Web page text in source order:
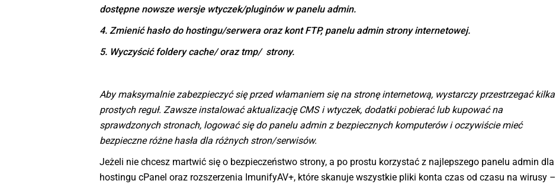
dostępne nowsze wersje wtyczek/pluginów w panelu admin.
4. Zmienić hasło do hostingu/serwera oraz kont FTP, panelu admin strony internetowej.
5. Wyczyścić foldery cache/ oraz tmp/ strony.
Aby maksymalnie zabezpieczyć się przed włamaniem się na stronę internetową, wystarczy przestrzegać kilka
prostych reguł. Zawsze instalować aktualizację CMS i wtyczek, dodatki pobierać lub kupować na
sprawdzonych stronach, logować się do panelu admin z bezpiecznych komputerów i oczywiście mieć
bezpieczne różne hasła dla różnych stron/serwisów.
Jeżeli nie chcesz martwić się o bezpieczeństwo strony, a po prostu korzystać z najlepszego panelu admin dla
hostingu cPanel oraz rozszerzenia ImunifyAV+, które skanuje wszystkie pliki konta czas od czasu na wirusy –